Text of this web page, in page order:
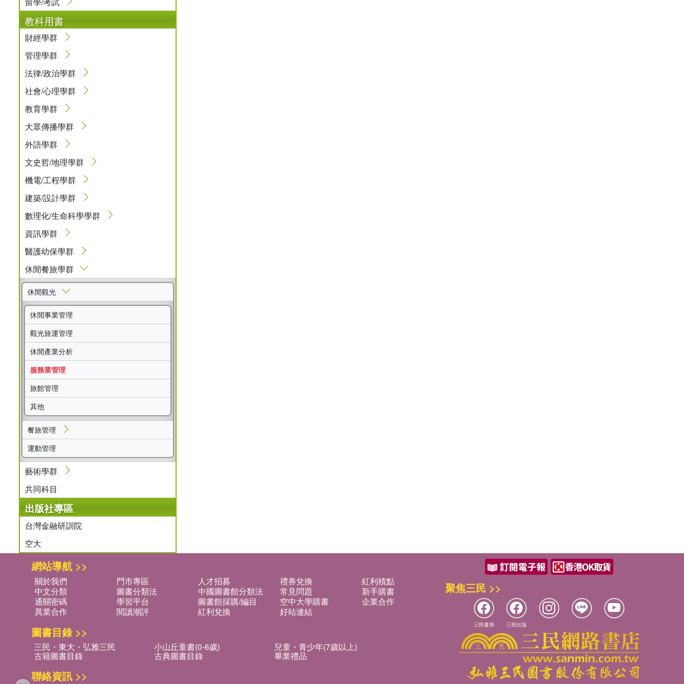
教科用書
財經學群
管理學群
法律/政治學群
社會/心理學群
教育學群
大眾傳播學群
外語學群
文史哲/地理學群
機電/工程學群
建築/設計學群
數理化/生命科學學群
資訊學群
醫護幼保學群
休閒餐旅學群
休閒觀光
休閒事業管理
觀光旅運管理
休閒產業分析
服務業管理
旅館管理
其他
餐旅管理
運動管理
藝術學群
共同科目
出版社專區
台灣金融研訓院
空大
網站導航 >>
關於我們 門市專區 人才招募 禮券兌換
紅利積點
中文分類
圖書分類法 中國圖書館分類法 常見問題
新手購書
通關密碼
學習平台 圖書館採購/編目 空中大學購書
企業合作
異業合作
閱讀潮評 紅利兌換 好站連結
圖書目錄 >>
三民・東大・弘雅三民 小山丘童書(0-6歲) 兒童・青少年(7歲以上)
古籍圖書目錄 古典圖書目錄 畢業禮品
聯絡資訊 >>
聚焦三民 >>
三民書局 三民出版